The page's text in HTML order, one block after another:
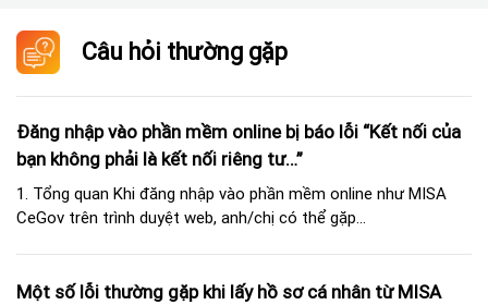
Câu hỏi thường gặp
Đăng nhập vào phần mềm online bị báo lỗi “Kết nối của
bạn không phải là kết nối riêng tư…”
1. Tổng quan Khi đăng nhập vào phần mềm online như MISA
CeGov trên trình duyệt web, anh/chị có thể gặp...
Một số lỗi thường gặp khi lấy hồ sơ cá nhân từ MISA